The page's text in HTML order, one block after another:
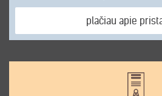
plačiau apie